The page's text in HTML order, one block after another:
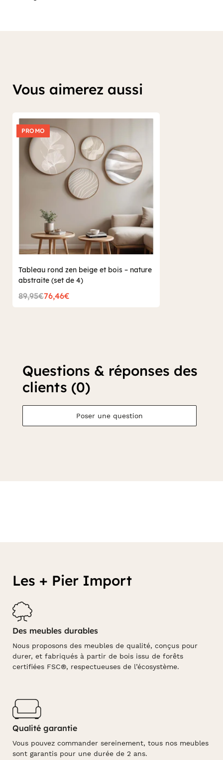
Vous aimerez aussi
PROMO
Tableau rond zen beige et bois – nature
abstraite (set de 4)
89,95€76,46€
Questions & réponses des
clients (0)
Poser une question
Les + Pier Import
Des meubles durables
Nous proposons des meubles de qualité, conçus pour
durer, et fabriqués à partir de bois issu de forêts
certifiées FSC®, respectueuses de l’écosystème.
Qualité garantie
Vous pouvez commander sereinement, tous nos meubles
sont garantis pour une durée de 2 ans.